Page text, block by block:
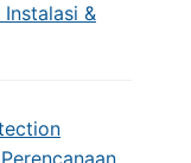
Instalasi &